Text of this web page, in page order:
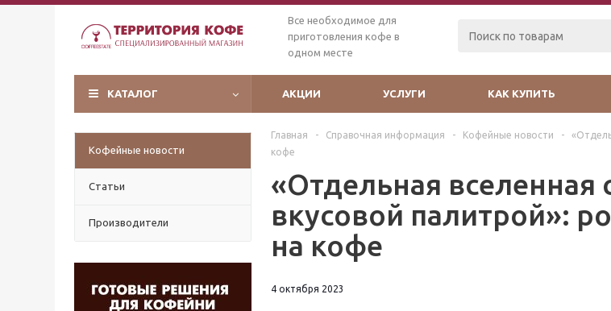
Все необходимое для
приготовления кофе в
одном месте
КАТАЛОГ АКЦИИ УСЛУГИ КАК КУПИТЬ
Кофейные новости
Статьи
Производители
Главная - Справочная информация - Кофейные новости -
кофе
«Отдельная вселенная
вкусовой палитрой»:
на кофе
4 октября 2023